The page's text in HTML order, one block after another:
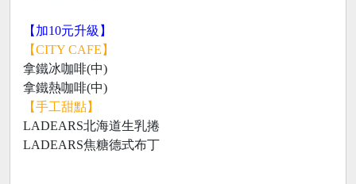
【加10元升級】
【CITY CAFE】
拿鐵冰咖啡(中)
拿鐵熱咖啡(中)
【手工甜點】
LADEARS北海道生乳捲
LADEARS焦糖德式布丁